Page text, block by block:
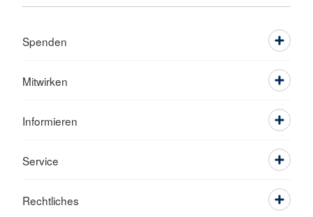
Spenden
Mitwirken
Informieren
Service
Rechtliches